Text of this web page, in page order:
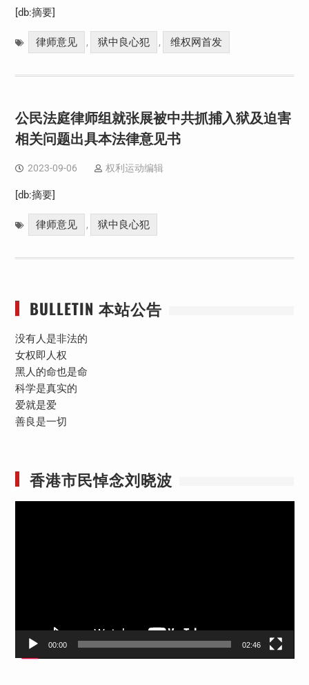
[db:摘要]
律师意见 , 狱中良心犯 , 维权网首发
公民法庭律师组就张展被中共抓捕入狱及迫害
相关问题出具本法律意见书
2023-09-06 权利运动编辑
[db:摘要]
律师意见 , 狱中良心犯
BULLETIN 本站公告
没有人是非法的
女权即人权
黑人的命也是命
科学是真实的
爱就是爱
善良是一切
香港市民悼念刘晓波
00:00 02:46